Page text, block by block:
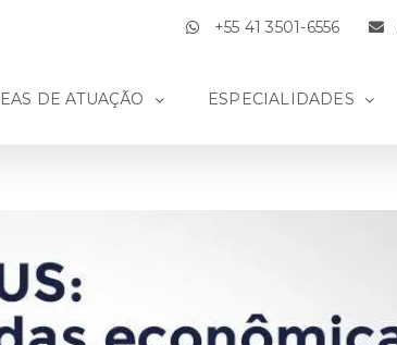
+55 41 3501-6556
DE ATUAÇÃO ESPECIALIDADES